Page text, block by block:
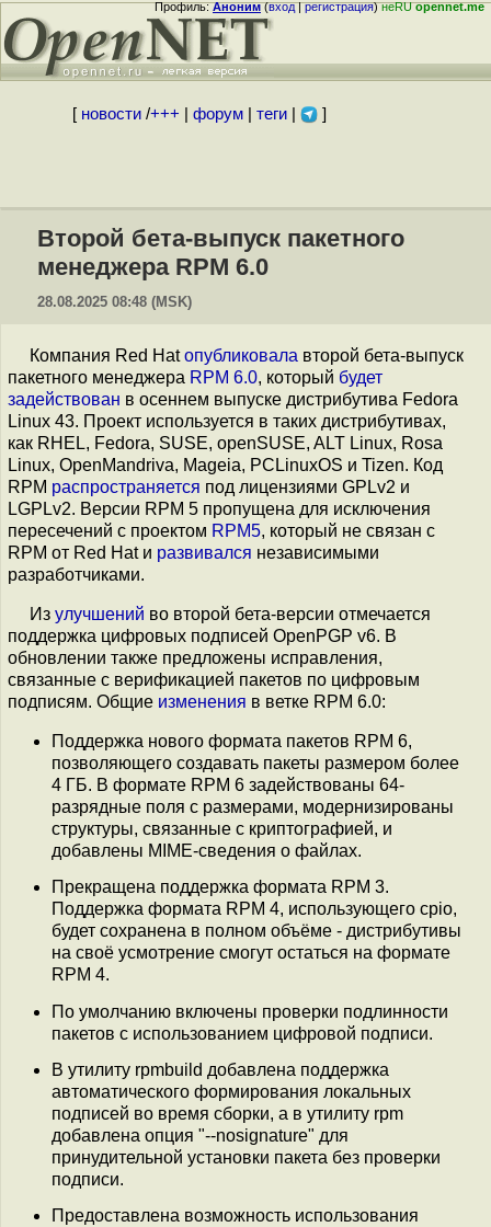
Профиль:Аноним(вход|регистрация)неRUopennet.me
[ новости/+++ форум| теги| ]
Второй бета-выпуск пакетного
менеджера RPM 6.0
28.08.2025 08:48 (MSK)
Компания Red Hatопубликовала второй бета-выпуск
пакетного менеджера RPM 6.0, который будет
задействован в осеннем выпуске дистрибутива Fedora
Linux 43. Проект используется в таких дистрибутивах,
как RHEL, Fedora, SUSE, openSUSE, ALT Linux, Rosa
Linux, OpenMandriva, Mageia, PCLinuxOS и Tizen. Код
RPM распространяется под лицензиями GPLv2 и
LGPLv2. Версии RPM 5 пропущена для исключения
пересечений с проектом RPM5, который не связан с
RPM от Red Hat и развивался независимыми
разработчиками.
Из улучшений во второй бета-версии отмечается
поддержка цифровых подписей OpenPGP v6. В
обновлении также предложены исправления,
связанные с верификацией пакетов по цифровым
подписям. Общие изменения в ветке RPM 6.0:
Поддержка нового формата пакетов RPM 6,
позволяющего создавать пакеты размером более
4 ГБ. В формате RPM 6 задействованы 64-
разрядные поля с размерами, модернизированы
структуры, связанные с криптографией, и
добавлены MIME-сведения о файлах.
Прекращена поддержка формата RPM 3.
Поддержка формата RPM 4, использующего cpio,
будет сохранена в полном объёме - дистрибутивы
на своё усмотрение смогут остаться на формате
RPM 4.
По умолчанию включены проверки подлинности
пакетов с использованием цифровой подписи.
В утилиту rpmbuild добавлена поддержка
автоматического формирования локальных
подписей во время сборки, а в утилиту rpm
добавлена опция "--nosignature" для
принудительной установки пакета без проверки
подписи.
Предоставлена возможность использования